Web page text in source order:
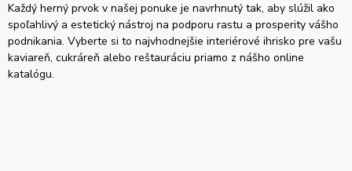
Každý herný prvok v našej ponuke je navrhnutý tak, aby slúžil ako
spoľahlivý a estetický nástroj na podporu rastu a prosperity vášho
podnikania. Vyberte si to najvhodnejšie interiérové ihrisko pre vašu
kaviareň, cukráreň alebo reštauráciu priamo z nášho online
katalógu.